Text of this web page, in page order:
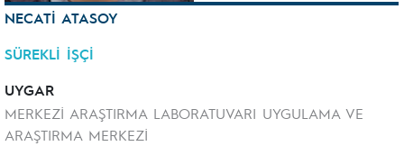
NECATİ ATASOY
SÜREKLİ İŞÇİ
UYGAR
MERKEZİ ARAŞTIRMA LABORATUVARI UYGULAMA VE
ARAŞTIRMA MERKEZİ